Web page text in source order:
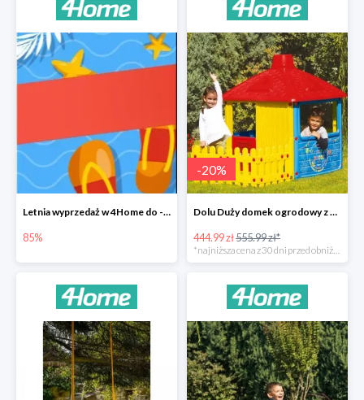
Letnia wyprzedaż w 4Home do -85%
85%
-20%
Dolu Duży domek ogrodowy z płotem -20%
444.99 zł555.99 zł*